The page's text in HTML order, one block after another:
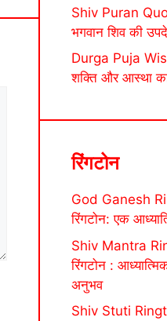
Shiv Puran
भगवान शिव की
Durga Puja
शक्ति और आस्था का
रिंगटोन
God Ganesh
रिंगटोन: एक
Shiv Mantra
रिंगटोन :
अनुभव
Shiv Stuti